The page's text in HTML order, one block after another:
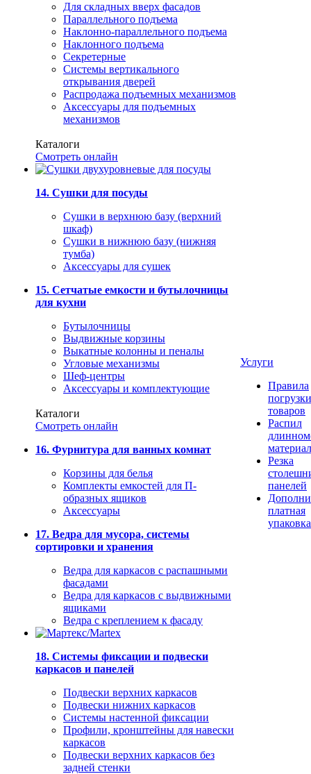
Для складных вверх фасадов
Параллельного подъема
Наклонно-параллельного подъема
Наклонного подъема
Секретерные
Системы вертикального
открывания дверей
Распродажа подъемных механизмов
Аксессуары для подъемных
механизмов
Каталоги
Смотреть онлайн
14. Сушки для посуды
Сушки в верхнюю базу (верхний
шкаф)
Сушки в нижнюю базу (нижняя
тумба)
Аксессуары для сушек
15. Сетчатые емкости и бутылочницы
для кухни
Бутылочницы
Выдвижные корзины
Выкатные колонны и пеналы
Угловые механизмы
Шеф-центры
Аксессуары и комплектующие
Каталоги
Смотреть онлайн
16. Фурнитура для ванных комнат
Корзины для белья
Комплекты емкостей для П-
образных ящиков
Аксессуары
17. Ведра для мусора, системы
сортировки и хранения
Ведра для каркасов с распашными
фасадами
Ведра для каркасов с выдвижными
ящиками
Ведра с креплением к фасаду
18. Системы фиксации и подвески
каркасов и панелей
Подвески верхних каркасов
Подвески нижних каркасов
Системы настенной фиксации
Профили, кронштейны для навески
каркасов
Подвески верхних каркасов без
задней стенки
Услуги
Правила
погрузки
товаров
Распил
Резка
панелей
платная
упаковка